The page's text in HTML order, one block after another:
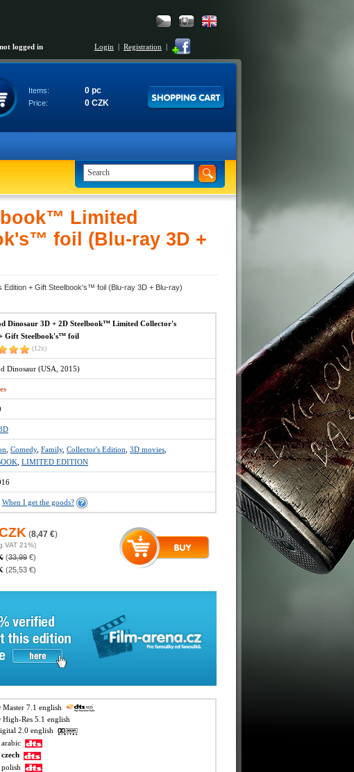
not logged in Login | Registration |
Items: 0 pc
Price: 0 CZK
Limited
foil (Blu-ray 3D +
+ Gift Steelbook's™ foil (Blu-ray 3D + Blu-ray)
Dinosaur 3D + 2D Steelbook™ Limited Collector's
Gift Steelbook's™ foil
(12x)
Dinosaur (USA, 2015)
Comedy, Family, Collector's Edition 3D movies
LIMITED EDITION
When I get the goods?
(8,47 €)
VAT 21%)
(33,99 €)
(25,53 €)
Master 7.1 english
High-Res 5.1 english
2.0 english
polish